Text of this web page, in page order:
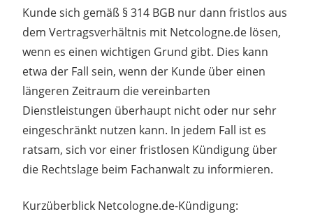
Kunde sich gemäß § 314 BGB nur dann fristlos aus
dem Vertragsverhältnis mit Netcologne.de lösen,
wenn es einen wichtigen Grund gibt. Dies kann
etwa der Fall sein, wenn der Kunde über einen
längeren Zeitraum die vereinbarten
Dienstleistungen überhaupt nicht oder nur sehr
eingeschränkt nutzen kann. In jedem Fall ist es
ratsam, sich vor einer fristlosen Kündigung über
die Rechtslage beim Fachanwalt zu informieren.
Kurzüberblick Netcologne.de-Kündigung: